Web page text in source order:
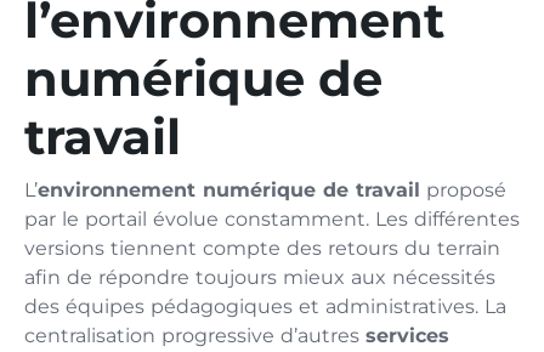
l’environnement
numérique de
travail
L’environnement numérique de travail proposé
par le portail évolue constamment. Les différentes
versions tiennent compte des retours du terrain
afin de répondre toujours mieux aux nécessités
des équipes pédagogiques et administratives. La
centralisation progressive d’autres services